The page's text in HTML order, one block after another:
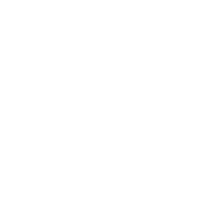
Con la participación de 36
Estación, la XII Ruta
establecimiento ofrecerá una